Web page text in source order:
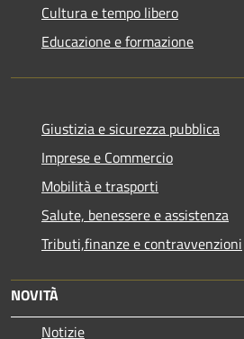
Cultura e tempo libero
Educazione e formazione
Giustizia e sicurezza pubblica
Imprese e Commercio
Mobilità e trasporti
Salute, benessere e assistenza
Tributi,finanze e contravvenzioni
NOVITÀ
Notizie